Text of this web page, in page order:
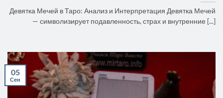
Девятка Мечей в Таро: Анализ и Интерпретация Девятка Мечей
— символизирует подавленность, страх и внутренние [...]
05
Сен